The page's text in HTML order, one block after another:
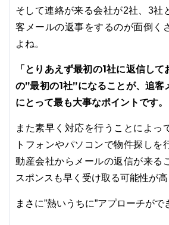
そして連絡が来る会社が2社、3社
客メールの返事をするのが面倒く
よね。
「とりあえず最初の1社に返信し
の”最初の1社”になることが、追客
にとって最も大事なポイントです。
また素早く対応を行うことによっ
トフォンやパソコンで物件探しを
動産会社からメールの返信が来る
スポンスも早く受け取る可能性が高
まさに”熱いうちに”アプローチがで